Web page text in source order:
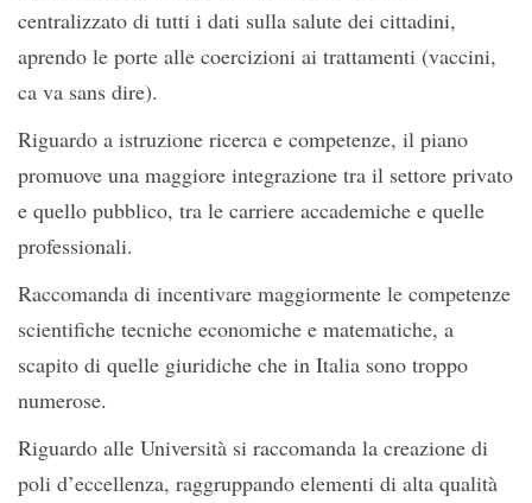
centralizzato di tutti i dati sulla salute dei cittadini,
aprendo le porte alle coercizioni ai trattamenti (vaccini,
ca va sans dire).
Riguardo a istruzione ricerca e competenze, il piano
promuove una maggiore integrazione tra il settore privato
e quello pubblico, tra le carriere accademiche e quelle
professionali.
Raccomanda di incentivare maggiormente le competenze
scientifiche tecniche economiche e matematiche, a
scapito di quelle giuridiche che in Italia sono troppo
numerose.
Riguardo alle Università si raccomanda la creazione di
poli d’eccellenza, raggruppando elementi di alta qualità